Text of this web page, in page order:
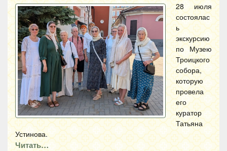
28 июля
состоялас
ь
экскурсию
по Музею
Троицкого
собора,
которую
провела
его
куратор
Татьяна
Устинова.
Читать…